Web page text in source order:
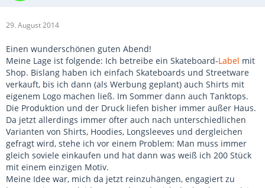
29. August 2014
Einen wunderschönen guten Abend!
Meine Lage ist folgende: Ich betreibe ein Skateboard-Label mit
Shop. Bislang haben ich einfach Skateboards und Streetware
verkauft, bis ich dann (als Werbung geplant) auch Shirts mit
eigenem Logo machen ließ. Im Sommer dann auch Tanktops.
Die Produktion und der Druck liefen bisher immer außer Haus.
Da jetzt allerdings immer öfter auch nach unterschiedlichen
Varianten von Shirts, Hoodies, Longsleeves und dergleichen
gefragt wird, stehe ich vor einem Problem: Man muss immer
gleich soviele einkaufen und hat dann was weiß ich 200 Stück
mit einem einzigen Motiv.
Meine Idee war, mich da jetzt reinzuhängen, engagiert zu